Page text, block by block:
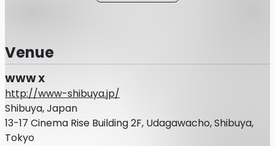
Venue
WWW X
http://www-shibuya.jp/
Shibuya, Japan
13-17 Cinema Rise Building 2F, Udagawacho, Shibuya,
Tokyo